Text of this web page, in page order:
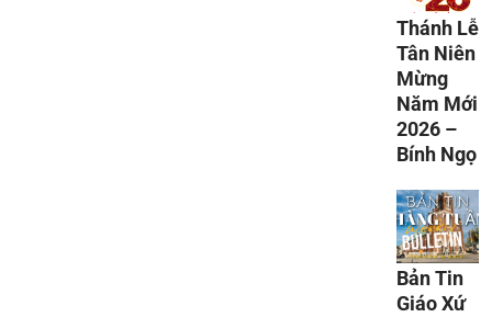
Thánh Lễ
Tân Niên
Mừng
Năm Mới
2026 –
Bính Ngọ
Bản Tin
Giáo Xứ